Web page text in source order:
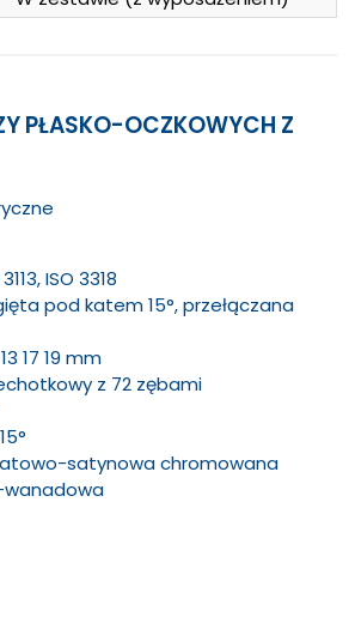
PŁASKO-OCZKOWYCH Z
ISO 3318
pod katem 15°, przełączana
17 19 mm
z 72 zębami
satynowa chromowana